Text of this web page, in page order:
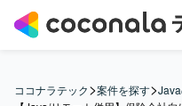
ココナラテック>案件を探す>